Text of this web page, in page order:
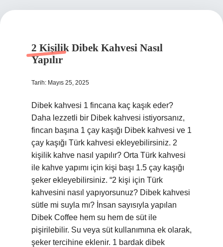
2 Kişilik Dibek Kahvesi Nasıl
Yapılır
Tarih: Mayıs 25, 2025
Dibek kahvesi 1 fincana kaç kaşık eder?
Daha lezzetli bir Dibek kahvesi istiyorsanız,
fincan başına 1 çay kaşığı Dibek kahvesi ve 1
çay kaşığı Türk kahvesi ekleyebilirsiniz. 2
kişilik kahve nasıl yapılır? Orta Türk kahvesi
ile kahve yapımı için kişi başı 1.5 çay kaşığı
şeker ekleyebilirsiniz. “2 kişi için Türk
kahvesini nasıl yapıyorsunuz? Dibek kahvesi
sütle mi suyla mı? İnsan sayısıyla yapılan
Dibek Coffee hem su hem de süt ile
pişirilebilir. Su veya süt kullanımına ek olarak,
şeker tercihine eklenir. 1 bardak dibek